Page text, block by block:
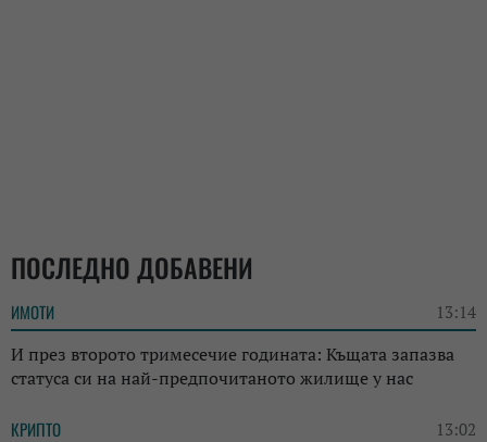
ПОСЛЕДНО ДОБАВЕНИ
ИМОТИ 13:14
И през второто тримесечие годината: Къщата запазва
статуса си на най-предпочитаното жилище у нас
КРИПТО 13:02